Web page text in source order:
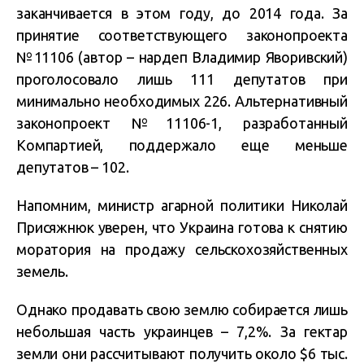
заканчивается в этом году, до 2014 года. За
принятие соответствующего законопроекта
№11106 (автор – нардеп Владимир Яворивский)
проголосовало лишь 111 депутатов при
минимально необходимых 226. Альтернативный
законопроект №11106-1, разработанный
Компартией, поддержало еще меньше
депутатов – 102.
Напомним, министр агарной политики Николай
Присяжнюк уверен, что Украина готова к снятию
моратория на продажу сельскохозяйственных
земель.
Однако продавать свою землю собирается лишь
небольшая часть украинцев – 7,2%. За гектар
земли они рассчитывают получить около $6 тыс.